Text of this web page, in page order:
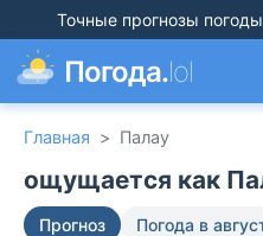
Точные прогнозы погоды
Погода.lol
Главная > Палау
ощущается как
Прогноз Погода в